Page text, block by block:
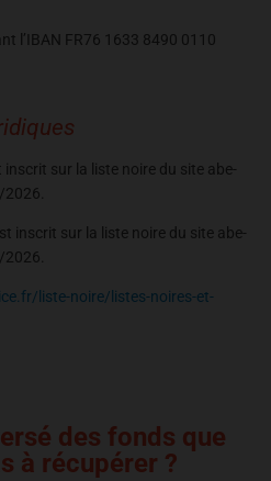
l’IBAN FR76 1633 8490 0110
sur la liste noire du site abe-
2026.
inscrit sur la liste noire du site abe-
2026.
liste-noire/listes-noires-et-
des fonds que
à récupérer ?